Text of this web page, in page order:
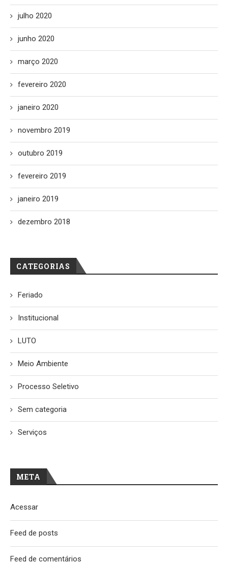
julho 2020
junho 2020
março 2020
fevereiro 2020
janeiro 2020
novembro 2019
outubro 2019
fevereiro 2019
janeiro 2019
dezembro 2018
CATEGORIAS
Feriado
Institucional
LUTO
Meio Ambiente
Processo Seletivo
Sem categoria
Serviços
META
Acessar
Feed de posts
Feed de comentários